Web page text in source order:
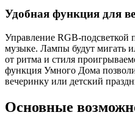
Удобная функция для
Управление RGB-подсветкой
музыке. Лампы будут мигать
от ритма и стиля
функция Умного Дома
вечеринку или детский
Основные